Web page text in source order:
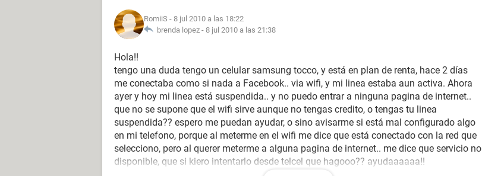
RomiiS - 8 jul 2010 a las 18:22
brenda lopez - 8 jul 2010 a las 21:38
Hola!!
tengo una duda tengo un celular samsung tocco, y está en plan de renta, hace 2 días
me conectaba como si nada a Facebook.. via wifi, y mi linea estaba aun activa. Ahora
ayer y hoy mi linea está suspendida.. y no puedo entrar a ninguna pagina de internet..
que no se supone que el wifi sirve aunque no tengas credito, o tengas tu linea
suspendida?? espero me puedan ayudar, o sino avisarme si está mal configurado algo
en mi telefono, porque al meterme en el wifi me dice que está conectado con la red que
selecciono, pero al querer meterme a alguna pagina de internet.. me dice que servicio no
disponible, que si kiero intentarlo desde telcel que hagooo?? ayudaaaaaa!!